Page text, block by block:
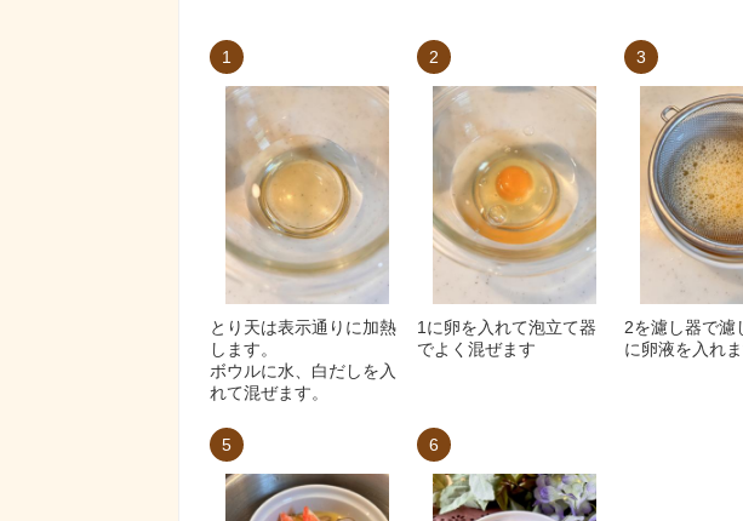
1
とり天は表示通りに加熱
します。
ボウルに水、白だしを入
れて混ぜます。
2
1に卵を入れて泡立て器
でよく混ぜます
3
2を濾し器で濾
に卵液を入れ
5 6